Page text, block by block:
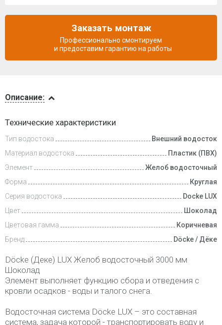
и оплата
Описание:
Технические характеристики
Тип водостока
Внешний водосток
Материал водостока
Пластик (ПВХ)
Элемент
Желоб водосточный
Форма
Круглая
Серия водостока
Docke LUX
Цвет
Шоколад
Цветовая гамма
Коричневая
Бренд
Döcke / Дёке
Döcke (Деке) LUX Желоб водосточный 3000 мм
Шоколад
Элемент выполняет функцию сбора и отведения с
кровли осадков - воды и талого снега.
Водосточная система Döcke LUX – это составная
система, задача которой - транспортировать воду и
Заказать монтаж
Профессионально смонтируем
и предоставим гарантию на работы